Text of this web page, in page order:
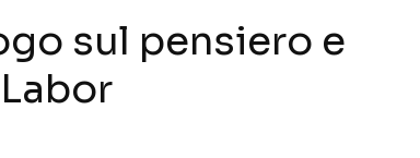
sul pensiero e